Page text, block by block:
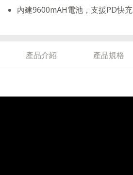
內建9600mAH電池，支援PD快充
產品介紹 產品規格